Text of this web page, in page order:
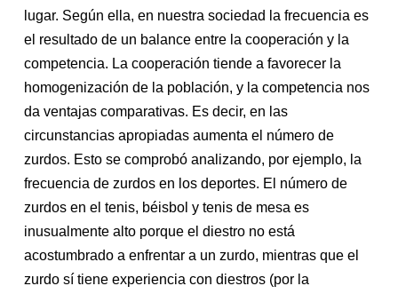
lugar. Según ella, en nuestra sociedad la frecuencia es
el resultado de un balance entre la cooperación y la
competencia. La cooperación tiende a favorecer la
homogenización de la población, y la competencia nos
da ventajas comparativas. Es decir, en las
circunstancias apropiadas aumenta el número de
zurdos. Esto se comprobó analizando, por ejemplo, la
frecuencia de zurdos en los deportes. El número de
zurdos en el tenis, béisbol y tenis de mesa es
inusualmente alto porque el diestro no está
acostumbrado a enfrentar a un zurdo, mientras que el
zurdo sí tiene experiencia con diestros (por la